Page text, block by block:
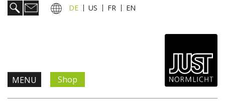
DE US FR EN
MENU Shop